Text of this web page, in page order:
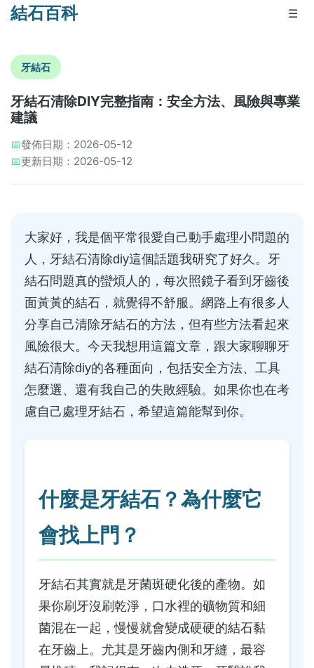
結石百科 ☰
牙結石
牙結石清除DIY完整指南：安全方法、風險與專業
建議
📅發佈日期：2026-05-12
📅更新日期：2026-05-12
大家好，我是個平常很愛自己動手處理小問題的
人，牙結石清除diy這個話題我研究了好久。牙
結石問題真的蠻煩人的，每次照鏡子看到牙齒後
面黃黃的結石，就覺得不舒服。網路上有很多人
分享自己清除牙結石的方法，但有些方法看起來
風險很大。今天我想用這篇文章，跟大家聊聊牙
結石清除diy的各種面向，包括安全方法、工具
怎麼選、還有我自己的失敗經驗。如果你也在考
慮自己處理牙結石，希望這篇能幫到你。
什麼是牙結石？為什麼它
會找上門？
牙結石其實就是牙菌斑硬化後的產物。如
果你刷牙沒刷乾淨，口水裡的礦物質和細
菌混在一起，慢慢就會變成硬硬的結石黏
在牙齒上。尤其是牙齒內側和牙縫，最容